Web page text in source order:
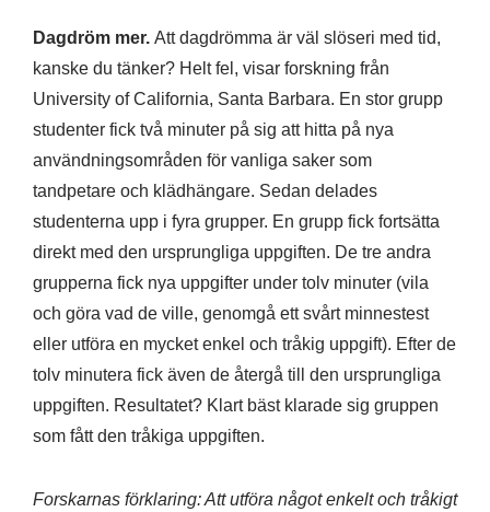
Dagdröm mer. Att dagdrömma är väl slöseri med tid,
kanske du tänker? Helt fel, visar forskning från
University of California, Santa Barbara. En stor grupp
studenter fick två minuter på sig att hitta på nya
användningsområden för vanliga saker som
tandpetare och klädhängare. Sedan delades
studenterna upp i fyra grupper. En grupp fick fortsätta
direkt med den ursprungliga uppgiften. De tre andra
grupperna fick nya uppgifter under tolv minuter (vila
och göra vad de ville, genomgå ett svårt minnestest
eller utföra en mycket enkel och tråkig uppgift). Efter de
tolv minutera fick även de återgå till den ursprungliga
uppgiften. Resultatet? Klart bäst klarade sig gruppen
som fått den tråkiga uppgiften.
Forskarnas förklaring: Att utföra något enkelt och tråkigt